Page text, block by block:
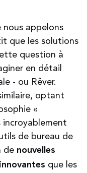
nous appelons
que les solutions
question à
en détail
- ou Rêver.
optant
«
de bureau de
de nouvelles
que les